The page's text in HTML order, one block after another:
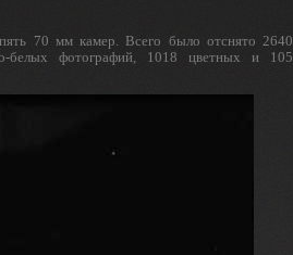
70 мм камер. Всего было отснято 2640
белых фотографий, 1018 цветных и 105